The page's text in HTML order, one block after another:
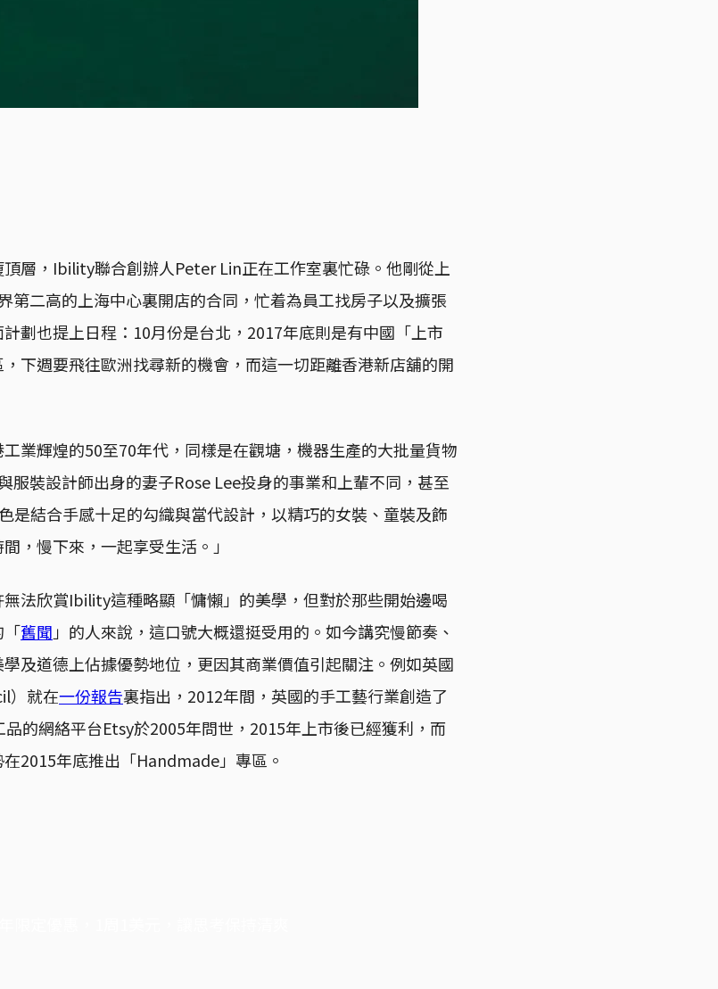
層，Ibility聯合創辦人Peter Lin正在工作室裏忙碌。他剛從上
第二高的上海中心裏開店的合同，忙着為員工找房子以及擴張
劃也提上日程：10月份是台北，2017年底則是有中國「上市
下週要飛往歐洲找尋新的機會，而這一切距離香港新店舖的開
業輝煌的50至70年代，同樣是在觀塘，機器生產的大批量貨物
服裝設計師出身的妻子Rose Lee投身的事業和上輩不同，甚至
是結合手感十足的勾織與當代設計，以精巧的女裝、童裝及飾
，慢下來，一起享受生活。」
法欣賞Ibility這種略顯「慵懶」的美學，但對於那些開始邊喝
「舊聞 」的人來說，這口號大概還挺受用的。如今講究慢節奏、
及道德上佔據優勢地位，更因其商業價值引起關注。例如英國
）就在一份報告裏指出，2012年間，英國的手工藝行業創造了
的網絡平台Etsy於2005年問世，2015年上市後已經獲利，而
2015年底推出「Handmade」專區。